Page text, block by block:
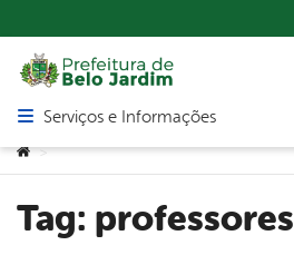
Abrir menu principal de navegação
Serviços e Informações
Você está aqui:
>
Tag: professores